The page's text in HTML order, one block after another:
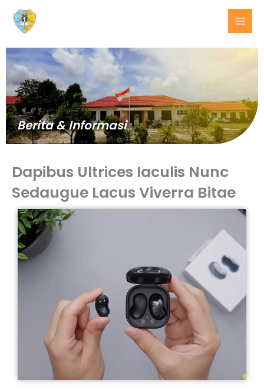
konten
Berita & Informasi
Dapibus Ultrices Iaculis Nunc
Sedaugue Lacus Viverra Bitae
TERKINI